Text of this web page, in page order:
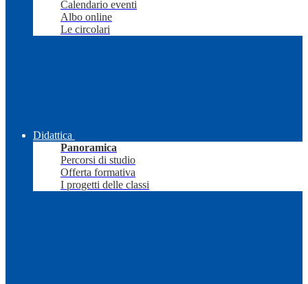
Calendario eventi
Albo online
Le circolari
Didattica
Panoramica
Percorsi di studio
Offerta formativa
I progetti delle classi